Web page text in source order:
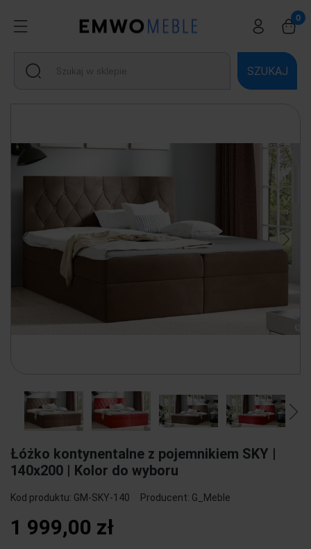
SZUKAJ
Łóżko kontynentalne z pojemnikiem SKY |
140x200 | Kolor do wyboru
Kod produktu: GM-SKY-140 Producent: G_Meble
1 999,00 zł